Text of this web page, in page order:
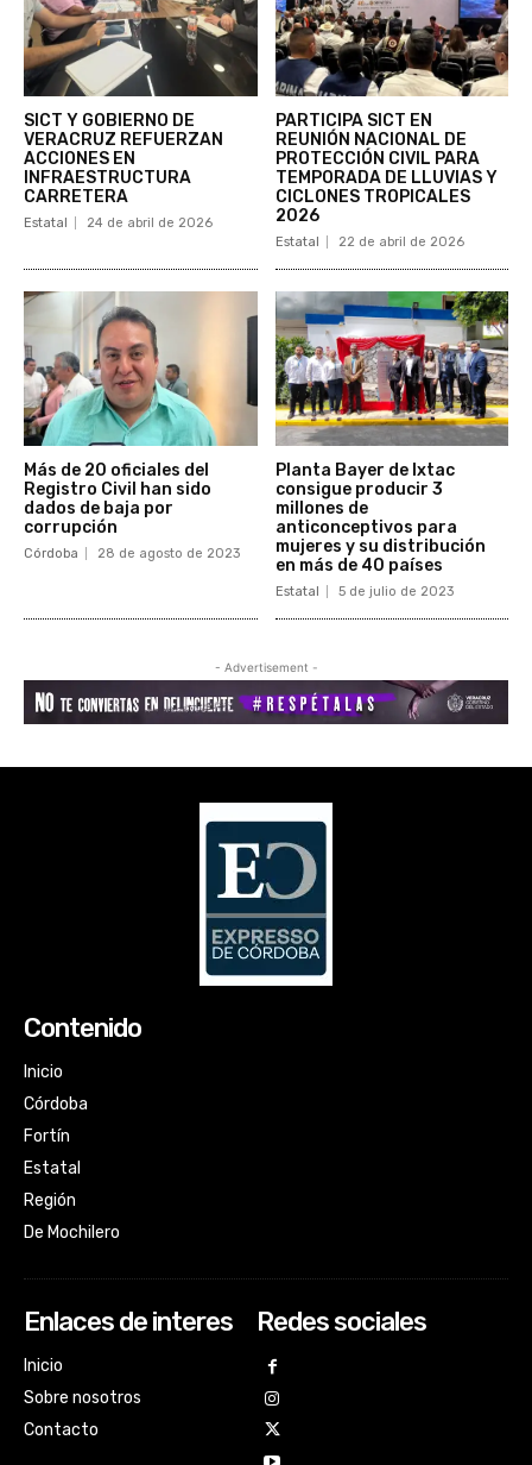
Contenido
Inicio
Córdoba
Fortín
Estatal
Región
De Mochilero
Enlaces de interes
Inicio
Sobre nosotros
Contacto
Redes sociales